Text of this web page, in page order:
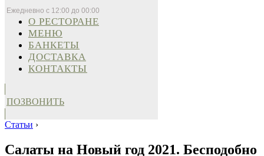
Ежедневно с 12:00 до 00:00
О РЕСТОРАНЕ
МЕНЮ
БАНКЕТЫ
ДОСТАВКА
КОНТАКТЫ
ПОЗВОНИТЬ
Статьи ›
Салаты на Новый год 2021. Бесподобно